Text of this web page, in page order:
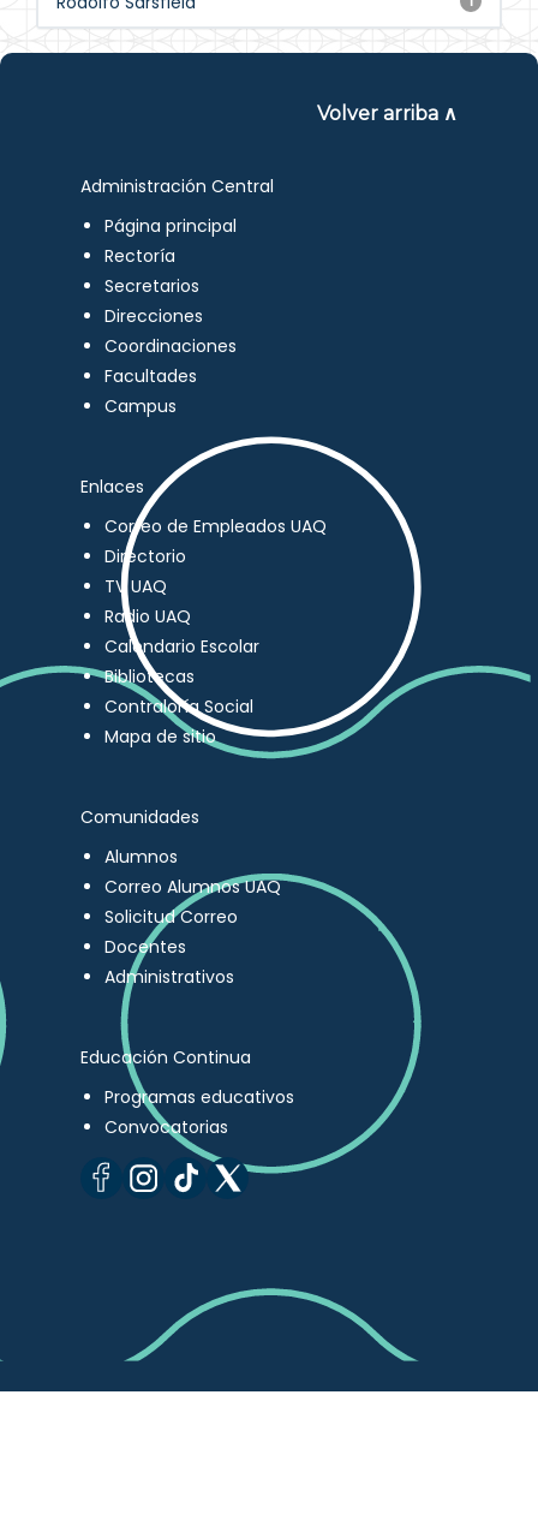
Volver arriba ∧
Administración Central
Página principal
Rectoría
Secretarios
Direcciones
Coordinaciones
Facultades
Campus
Enlaces
Correo de Empleados UAQ
Directorio
TV UAQ
Radio UAQ
Calendario Escolar
Bibliotecas
Contraloría Social
Mapa de sitio
Comunidades
Alumnos
Correo Alumnos UAQ
Solicitud Correo
Docentes
Administrativos
Educación Continua
Programas educativos
Convocatorias